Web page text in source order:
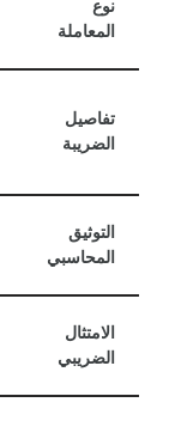
نوع
المعاملة
تفاصيل
الضريبة
التوثيق
المحاسبي
الامتثال
الضريبي